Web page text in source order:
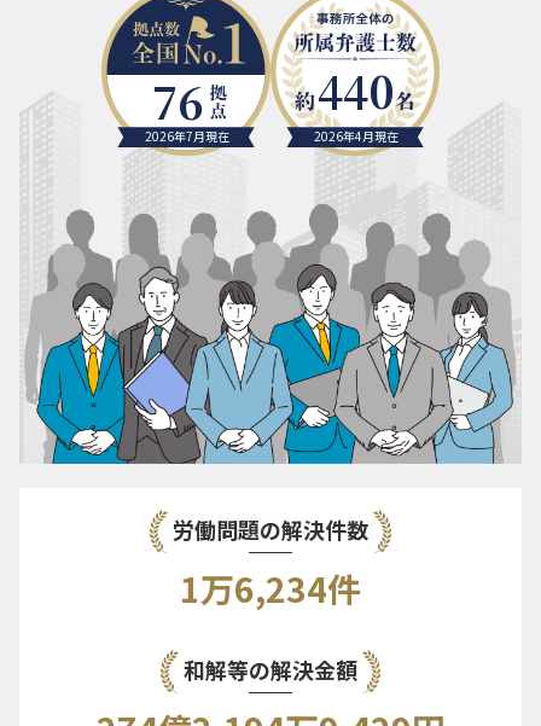
76
2026年7月現在
440
2026年4月現在
労働問題の解決件数
1万6,234件
和解等の解決金額